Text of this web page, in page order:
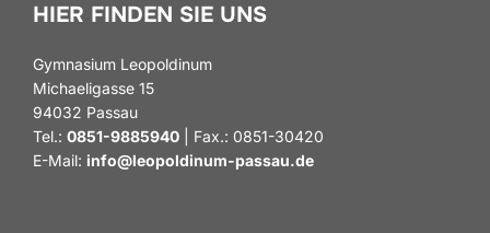
HIER FINDEN SIE UNS
Gymnasium Leopoldinum
Michaeligasse 15
94032 Passau
Tel.: 0851-9885940 | Fax.: 0851-30420
E-Mail: info@leopoldinum-passau.de